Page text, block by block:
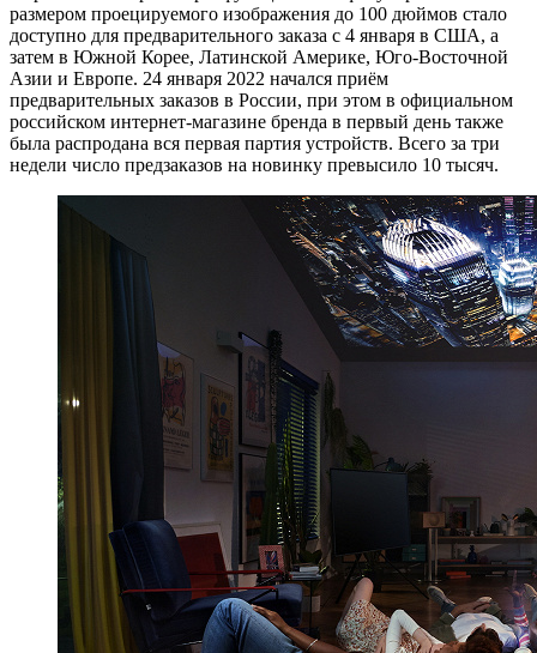
размером проецируемого изображения до 100 дюймов стало
доступно для предварительного заказа с 4 января в США, а
затем в Южной Корее, Латинской Америке, Юго-Восточной
Азии и Европе. 24 января 2022 начался приём
предварительных заказов в России, при этом в официальном
российском интернет-магазине бренда в первый день также
была распродана вся первая партия устройств. Всего за три
недели число предзаказов на новинку превысило 10 тысяч.